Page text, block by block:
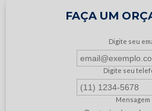
FAÇA UM
Digite seu
Digite seu
Mensagem